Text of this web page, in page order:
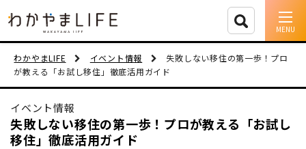
イベント情報
移住支援
人に会う
わかやまLIFE イベント情報
失敗しない移住の第一歩！プロ
が教える「お試し移住」徹底活用ガイド
イベント情報
失敗しない移住の第一歩！プロが教える「お試し
移住」徹底活用ガイド